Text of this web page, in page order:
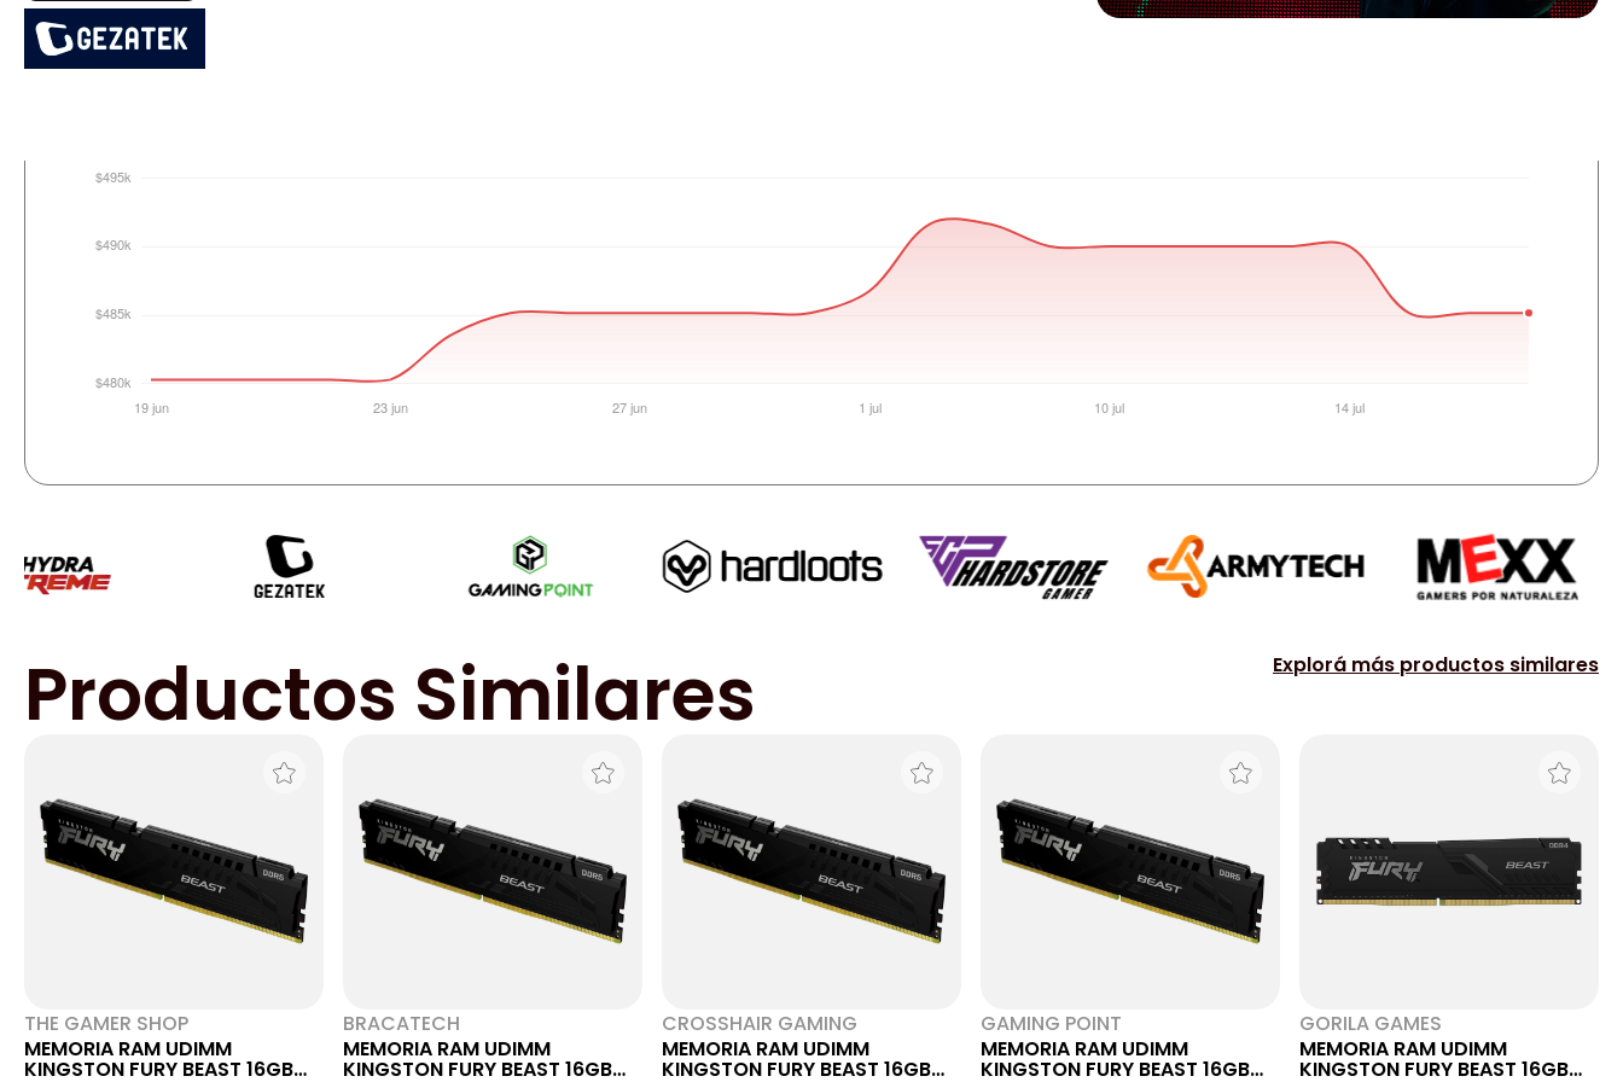
Productos Similares Explorá más productos similares
THE GAMER SHOP
MEMORIA RAM UDIMM
KINGSTON FURY BEAST 16GB
BRACATECH
MEMORIA RAM UDIMM
KINGSTON FURY BEAST 16GB
CROSSHAIR GAMING
MEMORIA RAM UDIMM
KINGSTON FURY BEAST 16GB
GAMING POINT
MEMORIA RAM UDIMM
KINGSTON FURY BEAST 16GB
GORILA GAMES
MEMORIA RAM UDIMM
KINGSTON FURY BEAST 16GB